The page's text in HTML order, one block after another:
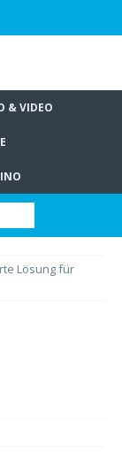
& VIDEO
Lösung für